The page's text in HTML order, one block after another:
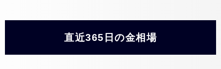
直近365日の金相場